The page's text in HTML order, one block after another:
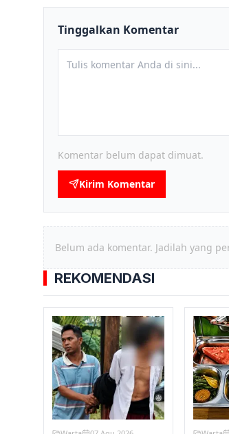
Tinggalkan Komentar
Komentar belum dapat dimuat.
Kirim Komentar
Belum ada komentar. Jadilah yang
REKOMENDASI